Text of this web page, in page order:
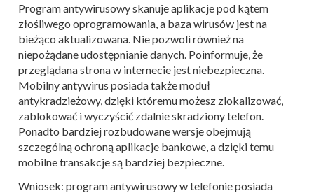
Program antywirusowy skanuje aplikacje pod kątem
złośliwego oprogramowania, a baza wirusów jest na
bieżąco aktualizowana. Nie pozwoli również na
niepożądane udostępnianie danych. Poinformuje, że
przeglądana strona w internecie jest niebezpieczna.
Mobilny antywirus posiada także moduł
antykradzieżowy, dzięki któremu możesz zlokalizować,
zablokować i wyczyścić zdalnie skradziony telefon.
Ponadto bardziej rozbudowane wersje obejmują
szczególną ochroną aplikacje bankowe, a dzięki temu
mobilne transakcje są bardziej bezpieczne.
Wniosek: program antywirusowy w telefonie posiada